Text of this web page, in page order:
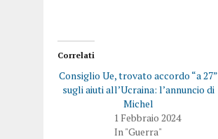
Correlati
Consiglio Ue, trovato accordo “a 27”
sugli aiuti all’Ucraina: l’annuncio di
Michel
1 Febbraio 2024
In "Guerra"